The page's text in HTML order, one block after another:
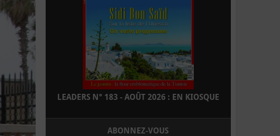
LEADERS N° 183 - AOÛT 2026 : EN KIOSQUE
ABONNEZ-VOUS